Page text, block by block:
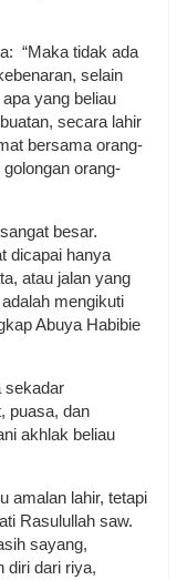
“Maka tidak ada
selain
yang beliau
secara lahir
bersama orang-
orang-
besar.
dicapai hanya
atau jalan yang
mengikuti
Abuya Habibie
sekadar
puasa, dan
akhlak beliau
amalan lahir, tetapi
Rasulullah saw.
sayang,
diri dari riya,